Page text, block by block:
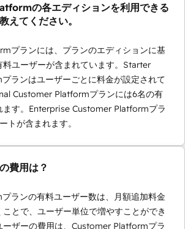
の各エディションを利用できる
えてください。
プランには、プランのエディションに基
料ユーザーが含まれています。Starter
ランはユーザーごとに料金が設定されて
Customer Platformプランには6名の有
ます。Enterprise Customer Platformプラ
トが含まれます。
費用は？
ランの有料ユーザー数は、月額追加料金
とで、ユーザー単位で増やすことができ
ーザーの費用は、Customer Platformプラ